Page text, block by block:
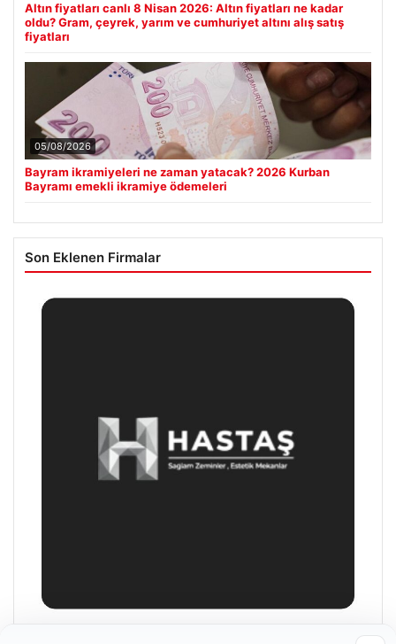
Altın fiyatları canlı 8 Nisan 2026: Altın fiyatları ne kadar
oldu? Gram, çeyrek, yarım ve cumhuriyet altını alış satış
fiyatları
05/08/2026
Bayram ikramiyeleri ne zaman yatacak? 2026 Kurban
Bayramı emekli ikramiye ödemeleri
Son Eklenen Firmalar